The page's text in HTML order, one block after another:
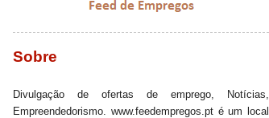
Sobre
Divulgação de ofertas de emprego, Notícias,
Empreendedorismo. www.feedempregos.pt é um local